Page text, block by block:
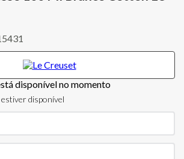
disponível no momento
disponível